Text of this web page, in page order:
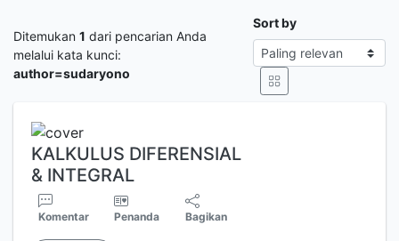
Ditemukan 1 dari pencarian Anda
melalui kata kunci:
author=sudaryono
Sort by
KALKULUS DIFERENSIAL
& INTEGRAL
Komentar Penanda Bagikan